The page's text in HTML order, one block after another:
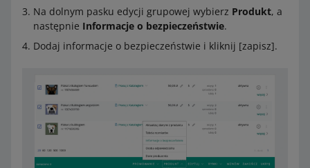
Na dolnym pasku edycji grupowej wybierz Produkt, a
następnie Informacje o bezpieczeństwie.
Dodaj informacje o bezpieczeństwie i kliknij [zapisz].